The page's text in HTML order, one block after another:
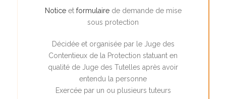
Noticeet formulairede demande de mise
sous protection
Décidée et organisée par le Juge des
Contentieux de la Protection statuant en
qualité de Juge des Tutelles après avoir
entendu la personne
Exercée par un ou plusieurs tuteurs